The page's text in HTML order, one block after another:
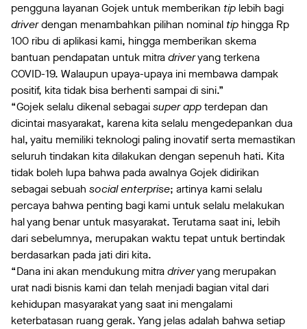
pengguna layanan Gojek untuk memberikan tip lebih bagi
driverdengan menambahkan pilihan nominal tip hingga Rp
100 ribu di aplikasi kami, hingga memberikan skema
bantuan pendapatan untuk mitradriveryang terkena
COVID-19. Walaupun upaya-upaya ini membawa dampak
positif, kita tidak bisa berhenti sampai di sini.”
“Gojek selalu dikenal sebagaisuper appterdepan dan
dicintai masyarakat, karena kita selalu mengedepankan dua
hal, yaitu memiliki teknologi paling inovatif serta memastikan
seluruh tindakan kita dilakukan dengan sepenuh hati. Kita
tidak boleh lupa bahwa pada awalnya Gojek didirikan
sebagai sebuah social enterprise; artinya kami selalu
percaya bahwa penting bagi kami untuk selalu melakukan
hal yang benar untuk masyarakat. Terutama saat ini, lebih
dari sebelumnya, merupakan waktu tepat untuk bertindak
berdasarkan pada jati diri kita.
“Dana ini akan mendukung mitradriveryang merupakan
urat nadi bisnis kami dan telah menjadi bagian vital dari
kehidupan masyarakat yang saat ini mengalami
keterbatasan ruang gerak. Yang jelas adalah bahwa setiap